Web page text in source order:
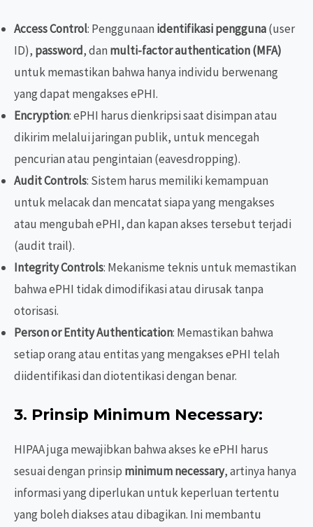
Access Control: Penggunaan identifikasi pengguna(user
ID), password, dan multi-factor authentication (MFA)
untuk memastikan bahwa hanya individu berwenang
yang dapat mengakses ePHI.
Encryption: ePHI harus dienkripsi saat disimpan atau
dikirim melalui jaringan publik, untuk mencegah
pencurian atau pengintaian (eavesdropping).
Audit Controls: Sistem harus memiliki kemampuan
untuk melacak dan mencatat siapa yang mengakses
atau mengubah ePHI, dan kapan akses tersebut terjadi
(audit trail).
Integrity Controls: Mekanisme teknis untuk memastikan
bahwa ePHI tidak dimodifikasi atau dirusak tanpa
otorisasi.
Person or Entity Authentication: Memastikan bahwa
setiap orang atau entitas yang mengakses ePHI telah
diidentifikasi dan diotentikasi dengan benar.
3. Prinsip Minimum Necessary:
HIPAA juga mewajibkan bahwa akses ke ePHI harus
sesuai dengan prinsip minimum necessary, artinya hanya
informasi yang diperlukan untuk keperluan tertentu
yang boleh diakses atau dibagikan. Ini membantu